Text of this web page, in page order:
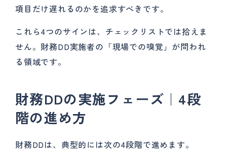
項目だけ遅れるのかを追求すべきです。
これら4つのサインは、チェックリストでは拾えま
せん。財務DD実施者の「現場での嗅覚」が問われ
る領域です。
財務DDの実施フェーズ｜4段
階の進め方
財務DDは、典型的には次の4段階で進めます。